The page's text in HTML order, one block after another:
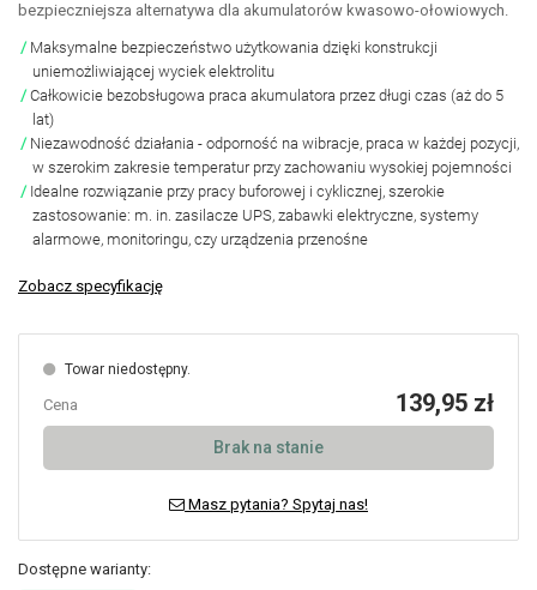
bezpieczniejsza alternatywa dla akumulatorów kwasowo-ołowiowych.
Maksymalne bezpieczeństwo użytkowania dzięki konstrukcji
uniemożliwiającej wyciek elektrolitu
Całkowicie bezobsługowa praca akumulatora przez długi czas (aż do 5
lat)
Niezawodność działania - odporność na wibracje, praca w każdej pozycji,
w szerokim zakresie temperatur przy zachowaniu wysokiej pojemności
Idealne rozwiązanie przy pracy buforowej i cyklicznej, szerokie
zastosowanie: m. in. zasilacze UPS, zabawki elektryczne, systemy
alarmowe, monitoringu, czy urządzenia przenośne
Zobacz specyfikację
Towar niedostępny.
Cena 139,95 zł
Brak na stanie
Masz pytania? Spytaj nas!
Dostępne warianty: